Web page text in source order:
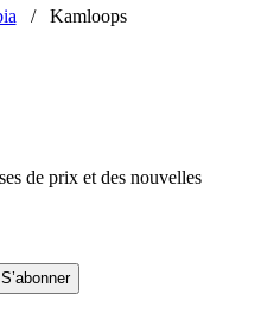
/ Kamloops
de prix et des nouvelles
S’abonner